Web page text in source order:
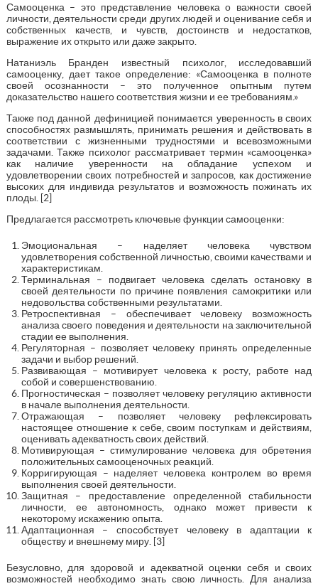
Самооценка – это представление человека о важности своей
личности, деятельности среди других людей и оценивание себя и
собственных качеств, и чувств, достоинств и недостатков,
выражение их открыто или даже закрыто.
Натаниэль Бранден известный психолог, исследовавший
самооценку, дает такое определение: «Самооценка в полноте
своей осознанности – это полученное опытным путем
доказательство нашего соответствия жизни и ее требованиям.»
Также под данной дефиницией понимается уверенность в своих
способностях размышлять, принимать решения и действовать в
соответствии с жизненными трудностями и всевозможными
задачами. Также психолог рассматривает термин «самооценка»
как наличие уверенности на обладание успехом и
удовлетворении своих потребностей и запросов, как достижение
высоких для индивида результатов и возможность пожинать их
плоды. [2]
Предлагается рассмотреть ключевые функции самооценки:
Эмоциональная – наделяет человека чувством
удовлетворения собственной личностью, своими качествами и
характеристикам.
Терминальная – подвигает человека сделать остановку в
своей деятельности по причине появления самокритики или
недовольства собственными результатами.
Ретроспективная – обеспечивает человеку возможность
анализа своего поведения и деятельности на заключительной
стадии ее выполнения.
Регуляторная – позволяет человеку принять определенные
задачи и выбор решений.
Развивающая – мотивирует человека к росту, работе над
собой и совершенствованию.
Прогностическая – позволяет человеку регуляцию активности
в начале выполнения деятельности.
Отражающая – позволяет человеку рефлексировать
настоящее отношение к себе, своим поступкам и действиям,
оценивать адекватность своих действий.
Мотивирующая – стимулирование человека для обретения
положительных самооценочных реакций.
Корригирующая – наделяет человека контролем во время
выполнения своей деятельности.
Защитная – предоставление определенной стабильности
личности, ее автономность, однако может привести к
некоторому искажению опыта.
Адаптационная – способствует человеку в адаптации к
обществу и внешнему миру. [3]
Безусловно, для здоровой и адекватной оценки себя и своих
возможностей необходимо знать свою личность. Для анализа